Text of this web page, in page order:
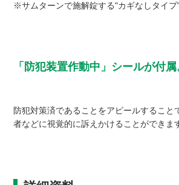
※サムターンで施解錠する"カギなしタイプ"
「防犯装置作動中」シールが付属
防犯対策済であることをアピールすること
者などに視覚的に訴えかけることができま